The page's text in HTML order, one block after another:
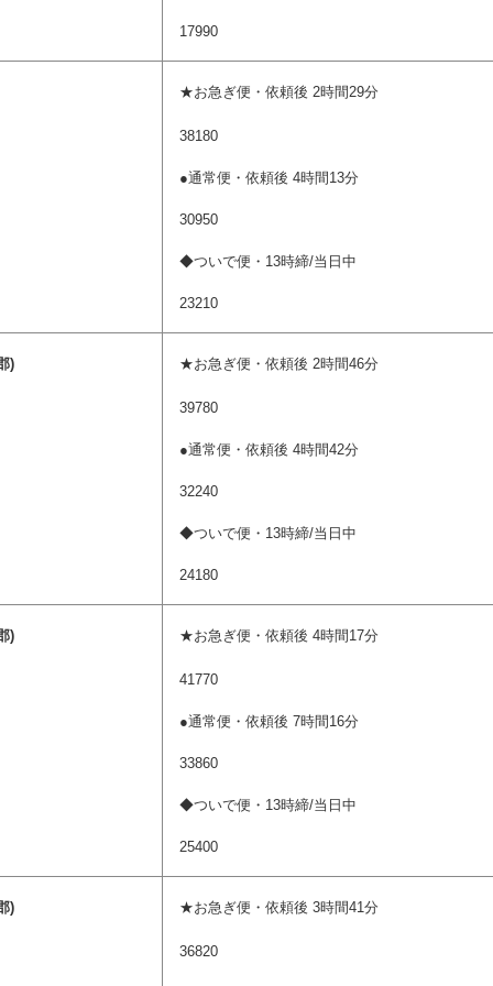
17990
★お急ぎ便・依頼後 2時間29分
38180
●通常便・依頼後 4時間13分
30950
◆ついで便・13時締/当日中
23210
) ★お急ぎ便・依頼後 2時間46分
39780
●通常便・依頼後 4時間42分
32240
◆ついで便・13時締/当日中
24180
) ★お急ぎ便・依頼後 4時間17分
41770
●通常便・依頼後 7時間16分
33860
◆ついで便・13時締/当日中
25400
) ★お急ぎ便・依頼後 3時間41分
36820